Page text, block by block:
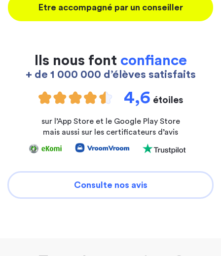
Etre accompagné par un conseiller
Ils nous font confiance
+ de 1 000 000 d’élèves satisfaits
4,6 étoiles
sur l’App Store et le Google Play Store
mais aussi sur les certificateurs d’avis
Consulte nos avis